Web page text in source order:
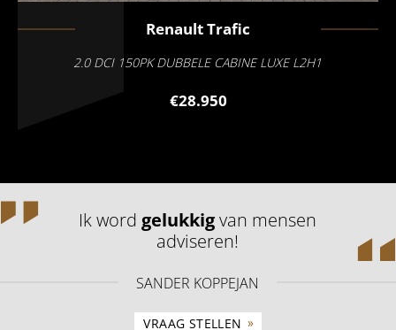
RenaultTrafic
2.0 DCI 150PK DUBBELE CABINE LUXE L2H1
€28.950
Ik wordgelukkigvan mensen
adviseren!
SANDER KOPPEJAN
VRAAG STELLEN »